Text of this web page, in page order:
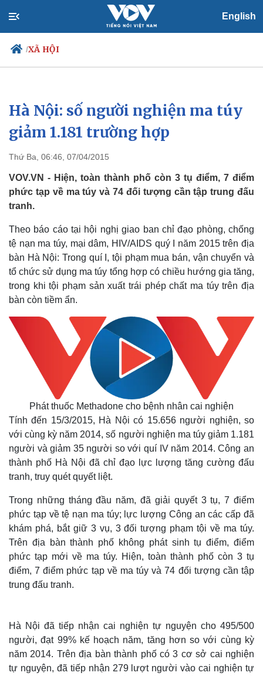
English
/XÃ HỘI
Chính trị
Đảng
Tổ chức nhân sự
Nhận diện sự thật
Xã hội
Tin 24h
Dự báo thời tiết
Việc làm
Biển đảo
Hà Nội: số người nghiện ma túy
giảm 1.181 trường hợp
Thứ Ba, 06:46, 07/04/2015
VOV.VN - Hiện, toàn thành phố còn 3 tụ điểm, 7 điểm
phức tạp về ma túy và 74 đối tượng cần tập trung đấu
tranh.
Theo báo cáo tại hội nghị giao ban chỉ đạo phòng, chống
tệ nạn ma túy, mại dâm, HIV/AIDS quý I năm 2015 trên địa
bàn Hà Nội: Trong quí I, tội phạm mua bán, vận chuyển và
tổ chức sử dụng ma túy tổng hợp có chiều hướng gia tăng,
trong khi tội phạm sản xuất trái phép chất ma túy trên địa
bàn còn tiềm ẩn.
Phát thuốc Methadone cho bệnh nhân cai nghiện
Tính đến 15/3/2015, Hà Nội có 15.656 người nghiện, so
với cùng kỳ năm 2014, số người nghiện ma túy giảm 1.181
người và giảm 35 người so với quí IV năm 2014. Công an
thành phố Hà Nội đã chỉ đạo lực lượng tăng cường đấu
tranh, truy quét quyết liệt.
Trong những tháng đầu năm, đã giải quyết 3 tụ, 7 điểm
phức tạp về tệ nạn ma túy; lực lượng Công an các cấp đã
khám phá, bắt giữ 3 vụ, 3 đối tượng phạm tội về ma túy.
Trên địa bàn thành phố không phát sinh tụ điểm, điểm
phức tạp mới về ma túy. Hiện, toàn thành phố còn 3 tụ
điểm, 7 điểm phức tạp về ma túy và 74 đối tượng cần tập
trung đấu tranh.
Hà Nội đã tiếp nhận cai nghiện tự nguyện cho 495/500
người, đạt 99% kế hoạch năm, tăng hơn so với cùng kỳ
năm 2014. Trên địa bàn thành phố có 3 cơ sở cai nghiện
tự nguyện, đã tiếp nhận 279 lượt người vào cai nghiện tự